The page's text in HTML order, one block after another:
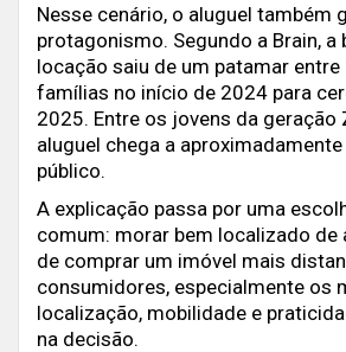
Nesse cenário, o aluguel também
protagonismo. Segundo a Brain, a
locação saiu de um patamar entre
famílias no início de 2024 para
2025. Entre os jovens da geração
aluguel chega a
público.
A explicação passa por uma
comum: morar bem localizado de
de comprar um imóvel mais
consumidores, especialmente os
localização, mobilidade e
na decisão.